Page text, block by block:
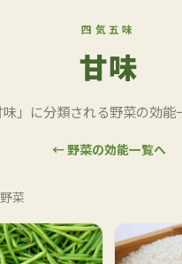
四気五味
甘味
味」に分類される野菜の効能
← 野菜の効能一覧へ
菜